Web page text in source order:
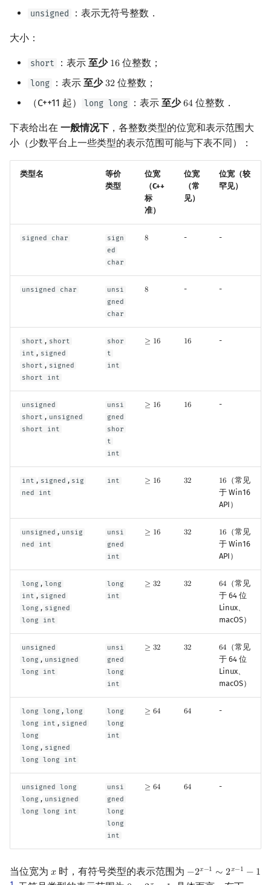
unsigned ：表示无符号整数．
大小：
short ：表示 至少 16
16 位整数；
long ：表示 至少 32
32 位整数；
（C++11 起）
long long ：表示 至少 64
64 位整数．
下表给出在 一般情况下 ，各整数类型的位宽和表示范围大
小（少数平台上一些类型的表示范围可能与下表不同）：
类型名
等价
类型
位宽
（C++
标
准）
位宽
（常
见）
位宽（较
罕见）
signed char
sign
ed
char
8
8 - -
unsigned char
unsi
gned
char
8
8 - -
short , short
int , signed
short , signed
short int
shor
t
int
≥ 16
≥16 16
16 -
unsigned
short , unsigned
short int
unsi
gned
shor
t
int
≥ 16
≥16 16
16 -
int , signed , sig
ned int
int ≥ 16
≥16 32
32 16
16 （常见
于 Win16
API）
unsigned , unsig
ned int
unsi
gned
int
≥ 16
≥16 32
32 16
16 （常见
于 Win16
API）
long , long
int , signed
long , signed
long int
long
int
≥ 32
≥32 32
32 64
64 （常见
于 64 位
Linux、
macOS）
unsigned
long , unsigned
long int
unsi
gned
long
int
≥ 32
≥32 32
32 64
64 （常见
于 64 位
Linux、
macOS）
long long , long
long int , signed
long
long , signed
long long int
long
long
int
≥ 64
≥64 64
64 -
unsigned long
long , unsigned
long long int
unsi
gned
long
long
int
≥ 64
≥64 64
64 -
当位宽为 𝑥
x 时，有符号类型的表示范围为 −2𝑥−1 ∼ 2𝑥−1 − 1
−2x−1∼2x−1−1